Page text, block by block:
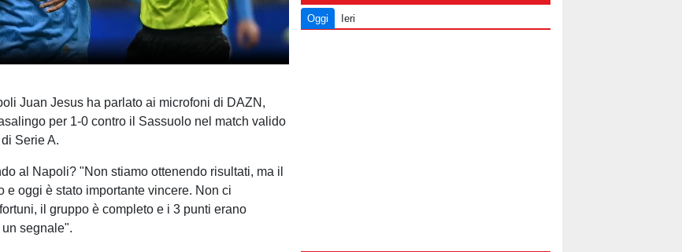
Juan Jesus ha parlato ai microfoni di DAZN,
per 1-0 contro il Sassuolo nel match valido
Serie A.
al Napoli? "Non stiamo ottenendo risultati, ma il
e oggi è stato importante vincere. Non ci
il gruppo è completo e i 3 punti erano
segnale".
Oggi Ieri